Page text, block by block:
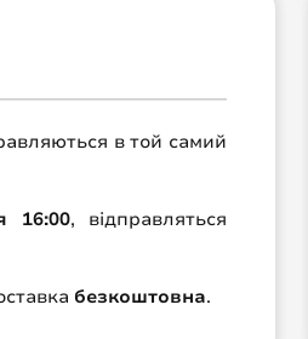
в той самий
16:00, відправляться
безкоштовна.